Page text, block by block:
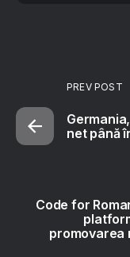
PREV POST
net până
Code for
promovarea